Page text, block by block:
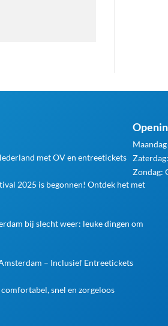
met OV en entreetickets
2025 is begonnen! Ontdek het met
bij slecht weer: leuke dingen om
– Inclusief Entreetickets
snel en zorgeloos
Zondag: